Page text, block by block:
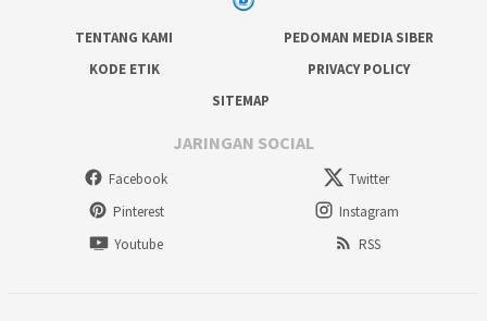
TENTANG KAMI
PEDOMAN MEDIA SIBER
KODE ETIK
PRIVACY POLICY
SITEMAP
JARINGAN SOCIAL
Facebook
Twitter
Pinterest
Instagram
Youtube
RSS